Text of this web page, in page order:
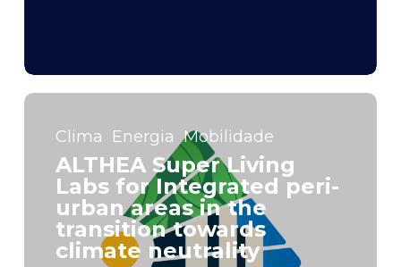
Clima Energia Mobilidade
ALTHEA Super Living
Labs for Integrated peri-
urban areas in the
transition towards
climate neutrality